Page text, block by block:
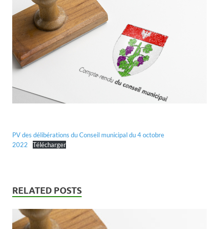
PV des délibérations du Conseil municipal du 4 octobre
2022
Télécharger
RELATED POSTS